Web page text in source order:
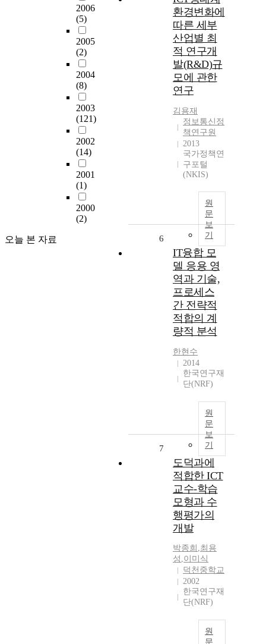
2006
(5)
2005
(2)
2004
(8)
2003
(121)
2002
(14)
2001
(1)
2000
(2)
오늘 본 자료
환경변화에
따른 세부
산업별 최
적 연구개
발(R&D)규
모에 관한
연구
김용재
정보통신정
책연구원
2013
국가정책연
구포털
(NKIS)
원
문
보
기
6
IT융합 모
델 응용 영
역과 기술,
프로세스
간 전략적
적합의 계
량적 분석
한현수
2014
한국연구재
단(NRF)
원
문
보
기
7
도덕과에
적합한 ICT
교수-학습
모형과 수
행평가의
개발
박종희 ,최용
성 ,이미식
덕천중학교
2002
한국연구재
단(NRF)
원
문